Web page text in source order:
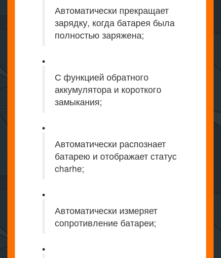
Автоматически прекращает
зарядку, когда батарея была
полностью заряжена;
С функцией обратного
аккумулятора и короткого
замыкания;
Автоматически распознает
батарею и отображает статус
charhe;
Автоматически измеряет
сопротивление батареи;